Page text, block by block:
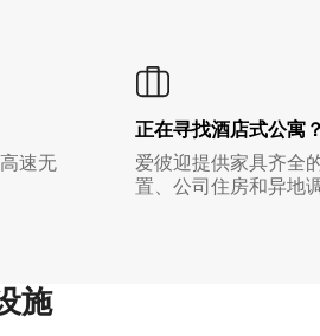
速无
正在寻找酒店式公寓？
爱彼迎提供家具齐全
置、公司住房和异地
施